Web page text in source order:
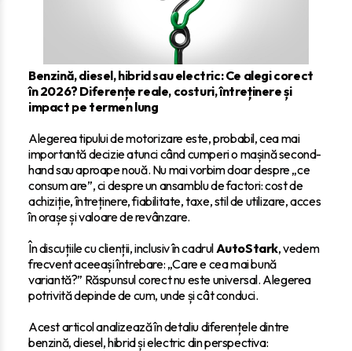
Benzină, diesel, hibrid sau electric: Ce alegi corect
în 2026? Diferențe reale, costuri, întreținere și
impact pe termen lung
Alegerea tipului de motorizare este, probabil, cea mai
importantă decizie atunci când cumperi o mașină second-
hand sau aproape nouă. Nu mai vorbim doar despre „ce
consum are”, ci despre un ansamblu de factori: cost de
achiziție, întreținere, fiabilitate, taxe, stil de utilizare, acces
în orașe și valoare de revânzare.
În discuțiile cu clienții, inclusiv în cadrul AutoStark, vedem
frecvent aceeași întrebare: „Care e cea mai bună
variantă?” Răspunsul corect nu este universal. Alegerea
potrivită depinde de cum, unde și cât conduci.
Acest articol analizează în detaliu diferențele dintre
benzină, diesel, hibrid și electric din perspectiva: